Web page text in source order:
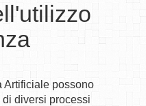
Artificiale possono
diversi processi